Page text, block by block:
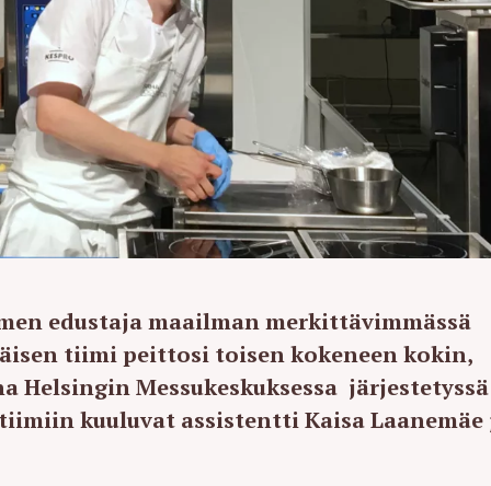
edustaja maailman merkittävimmässä
tiimi peittosi toisen kokeneen kokin,
Helsingin Messukeskuksessa järjestetyssä
kuuluvat assistentti Kaisa Laanemäe